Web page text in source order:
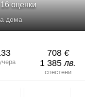
оценки
дома
708 €
1 385лв.
спестени